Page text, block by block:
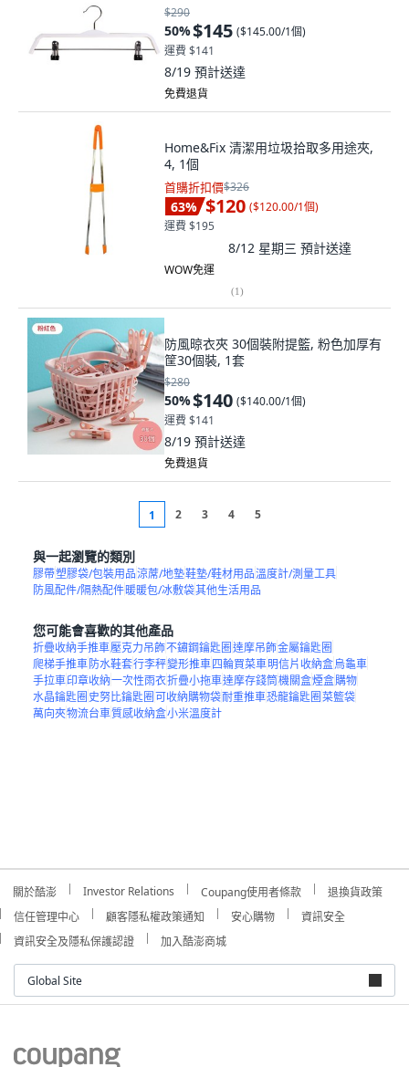
$290
50%$145 ($145.00/1個)
運費 $141
8/19 預計送達
免費退貨
Home&Fix 清潔用垃圾拾取多用途夾,
4, 1個
首購折扣價$326
63% $120 ($120.00/1個)
運費 $195
8/12 星期三 預計送達
WOW免運
(1)
防風晾衣夾 30個裝附提籃, 粉色加厚有
筐30個裝, 1套
$280
50%$140 ($140.00/1個)
運費 $141
8/19 預計送達
免費退貨
1 2 3 4 5
與一起瀏覽的類別
膠帶塑膠袋/包裝用品涼蓆/地墊鞋墊/鞋材用品溫度計/測量工具
防風配件/隔熱配件暖暖包/冰敷袋其他生活用品
您可能會喜歡的其他產品
折疊收納手推車壓克力吊飾不鏽鋼鑰匙圈達摩吊飾金屬鑰匙圈
爬梯手推車防水鞋套行李秤變形推車四輪買菜車明信片收納盒烏龜車
手拉車印章收納一次性雨衣折疊小拖車達摩存錢筒機關盒煙盒購物
水晶鑰匙圈 史努比鑰匙圈可收納購物袋耐重推車恐龍鑰匙圈菜籃袋
萬向夾物流台車質感收納盒小米溫度計
關於酷澎 Investor Relations Coupang使用者條款
退換貨政策
信任管理中心
顧客隱私權政策通知 安心購物
資訊安全
資訊安全及隱私保護認證
加入酷澎商城
Global Site